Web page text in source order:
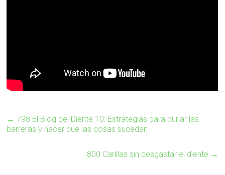
← 798 El Blog del Diente 10: Estrategias para burlar las
barreras y hacer que las cosas sucedan
800 Carillas sin desgastar el diente →